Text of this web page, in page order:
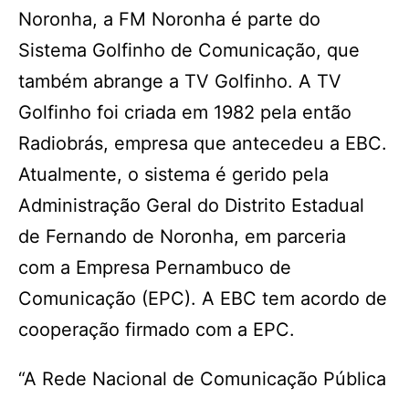
Noronha, a FM Noronha é parte do
Sistema Golfinho de Comunicação, que
também abrange a TV Golfinho. A TV
Golfinho foi criada em 1982 pela então
Radiobrás, empresa que antecedeu a EBC.
Atualmente, o sistema é gerido pela
Administração Geral do Distrito Estadual
de Fernando de Noronha, em parceria
com a Empresa Pernambuco de
Comunicação (EPC). A EBC tem acordo de
cooperação firmado com a EPC.
“A Rede Nacional de Comunicação Pública